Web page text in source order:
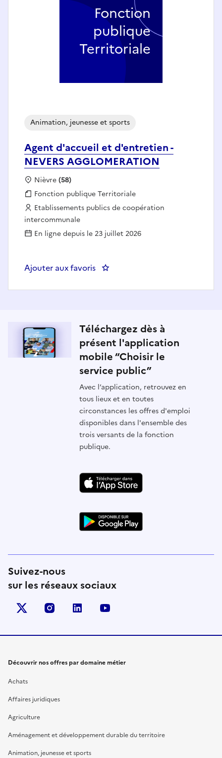
Agent d'accueil et d'entretien -
NEVERS AGGLOMERATION
Animation, jeunesse et sports
Localisation :
Nièvre(58)
Fonction publique :
Fonction publique Territoriale
Employeur :
Etablissements publics de coopération
intercommunale
En ligne depuis le 23 juillet 2026
Ajouter aux favoris : Agent d'accueil et d'entretien -
Fonction
publique
Territoriale
Téléchargez dès à
présent l'application
mobile “Choisir le
service public”
Avec l’application, retrouvez en
tous lieux et en toutes
circonstances les offres d'emploi
disponibles dans l'ensemble des
trois versants de la fonction
publique.
Suivez-nous
sur les réseaux sociaux
X (anciennement Twitter)
instagramlinkedin
Découvrir nos offres par domaine métier
Achats
Affaires juridiques
Agriculture
Aménagement et développement durable du territoire
Animation, jeunesse et sports